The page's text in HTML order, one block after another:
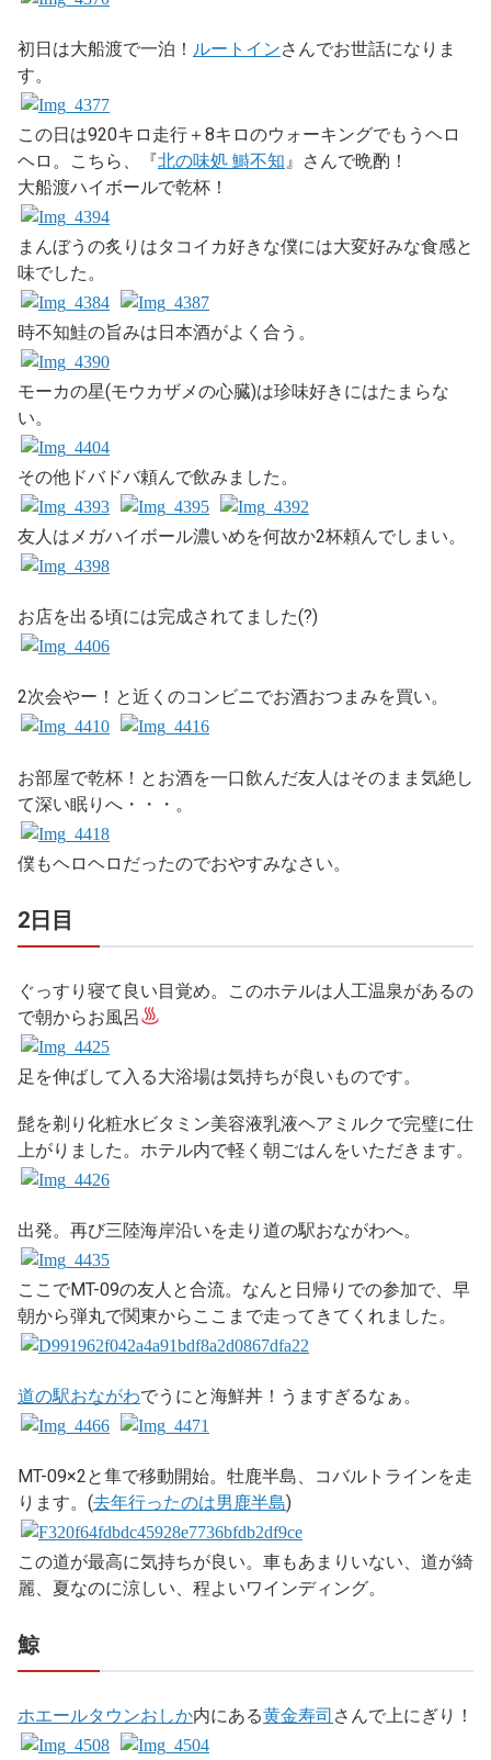
初日は大船渡で一泊！ ルートインさんでお世話になりま
す。
この日は920キロ走行＋8キロのウォーキングでもうヘロ
ヘロ。こちら、『北の味処 鰣不知』さんで晩酌！
大船渡ハイボールで乾杯！
まんぼうの炙りはタコイカ好きな僕には大変好みな食感と
味でした。
時不知鮭の旨みは日本酒がよく合う。
モーカの星(モウカザメの心臓)は珍味好きにはたまらな
い。
その他ドバドバ頼んで飲みました。
友人はメガハイボール濃いめを何故か2杯頼んでしまい。
お店を出る頃には完成されてました(?)
2次会やー！と近くのコンビニでお酒おつまみを買い。
お部屋で乾杯！とお酒を一口飲んだ友人はそのまま気絶し
て深い眠りへ・・・。
僕もヘロヘロだったのでおやすみなさい。
2日目
ぐっすり寝て良い目覚め。このホテルは人工温泉があるの
で朝からお風呂
足を伸ばして入る大浴場は気持ちが良いものです。
髭を剃り化粧水ビタミン美容液乳液ヘアミルクで完璧に仕
上がりました。ホテル内で軽く朝ごはんをいただきます。
出発。再び三陸海岸沿いを走り道の駅おながわへ。
ここでMT-09の友人と合流。なんと日帰りでの参加で、早
朝から弾丸で関東からここまで走ってきてくれました。
道の駅おながわでうにと海鮮丼！うますぎるなぁ。
MT-09×2と隼で移動開始。牡鹿半島、コバルトラインを走
ります。(去年行ったのは男鹿半島)
この道が最高に気持ちが良い。車もあまりいない、道が綺
麗、夏なのに涼しい、程よいワインディング。
鯨
ホエールタウンおしか内にある黄金寿司 さんで上にぎり！